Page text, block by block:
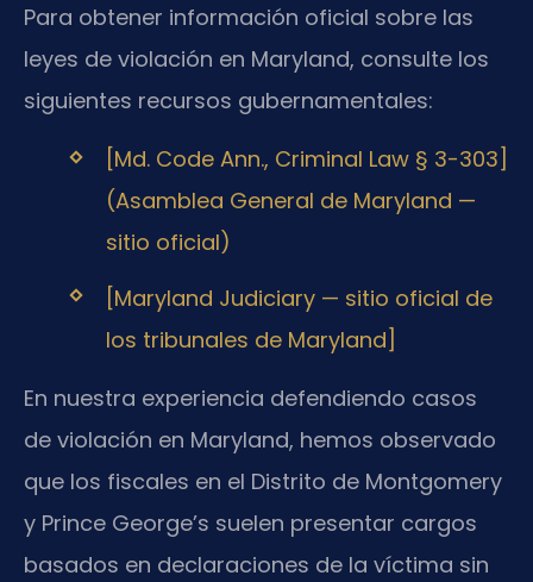
Para obtener información oficial sobre las
leyes de violación en Maryland, consulte los
siguientes recursos gubernamentales:
[Md. Code Ann., Criminal Law § 3-303]
(Asamblea General de Maryland —
sitio oficial)
[Maryland Judiciary — sitio oficial de
los tribunales de Maryland]
En nuestra experiencia defendiendo casos
de violación en Maryland, hemos observado
que los fiscales en el Distrito de Montgomery
y Prince George’s suelen presentar cargos
basados en declaraciones de la víctima sin